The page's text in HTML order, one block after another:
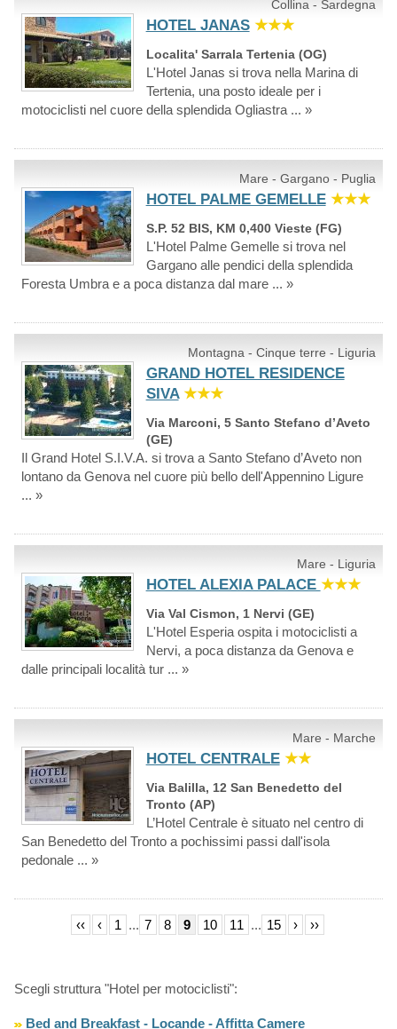
Collina - Sardegna
HOTEL JANAS ★★★
Localita' Sarrala Tertenia (OG)
L'Hotel Janas si trova nella Marina di
Tertenia, una posto ideale per i
motociclisti nel cuore della splendida Ogliastra ... »
Mare - Gargano - Puglia
HOTEL PALME GEMELLE ★★★
S.P. 52 BIS, KM 0,400 Vieste (FG)
L'Hotel Palme Gemelle si trova nel
Gargano alle pendici della splendida
Foresta Umbra e a poca distanza dal mare ... »
Montagna - Cinque terre - Liguria
GRAND HOTEL RESIDENCE
SIVA ★★★
Via Marconi, 5 Santo Stefano d’Aveto
(GE)
Il Grand Hotel S.I.V.A. si trova a Santo Stefano d’Aveto non
lontano da Genova nel cuore più bello dell'Appennino Ligure
... »
Mare - Liguria
HOTEL ALEXIA PALACE ★★★
Via Val Cismon, 1 Nervi (GE)
L'Hotel Esperia ospita i motociclisti a
Nervi, a poca distanza da Genova e
dalle principali località tur ... »
Mare - Marche
HOTEL CENTRALE ★★
Via Balilla, 12 San Benedetto del
Tronto (AP)
L’Hotel Centrale è situato nel centro di
San Benedetto del Tronto a pochissimi passi dall'isola
pedonale ... »
‹‹ ‹ 1 ... 7 8 9 10 11 ... 15 › ››
Scegli struttura "Hotel per motociclisti":
Bed and Breakfast - Locande - Affitta Camere